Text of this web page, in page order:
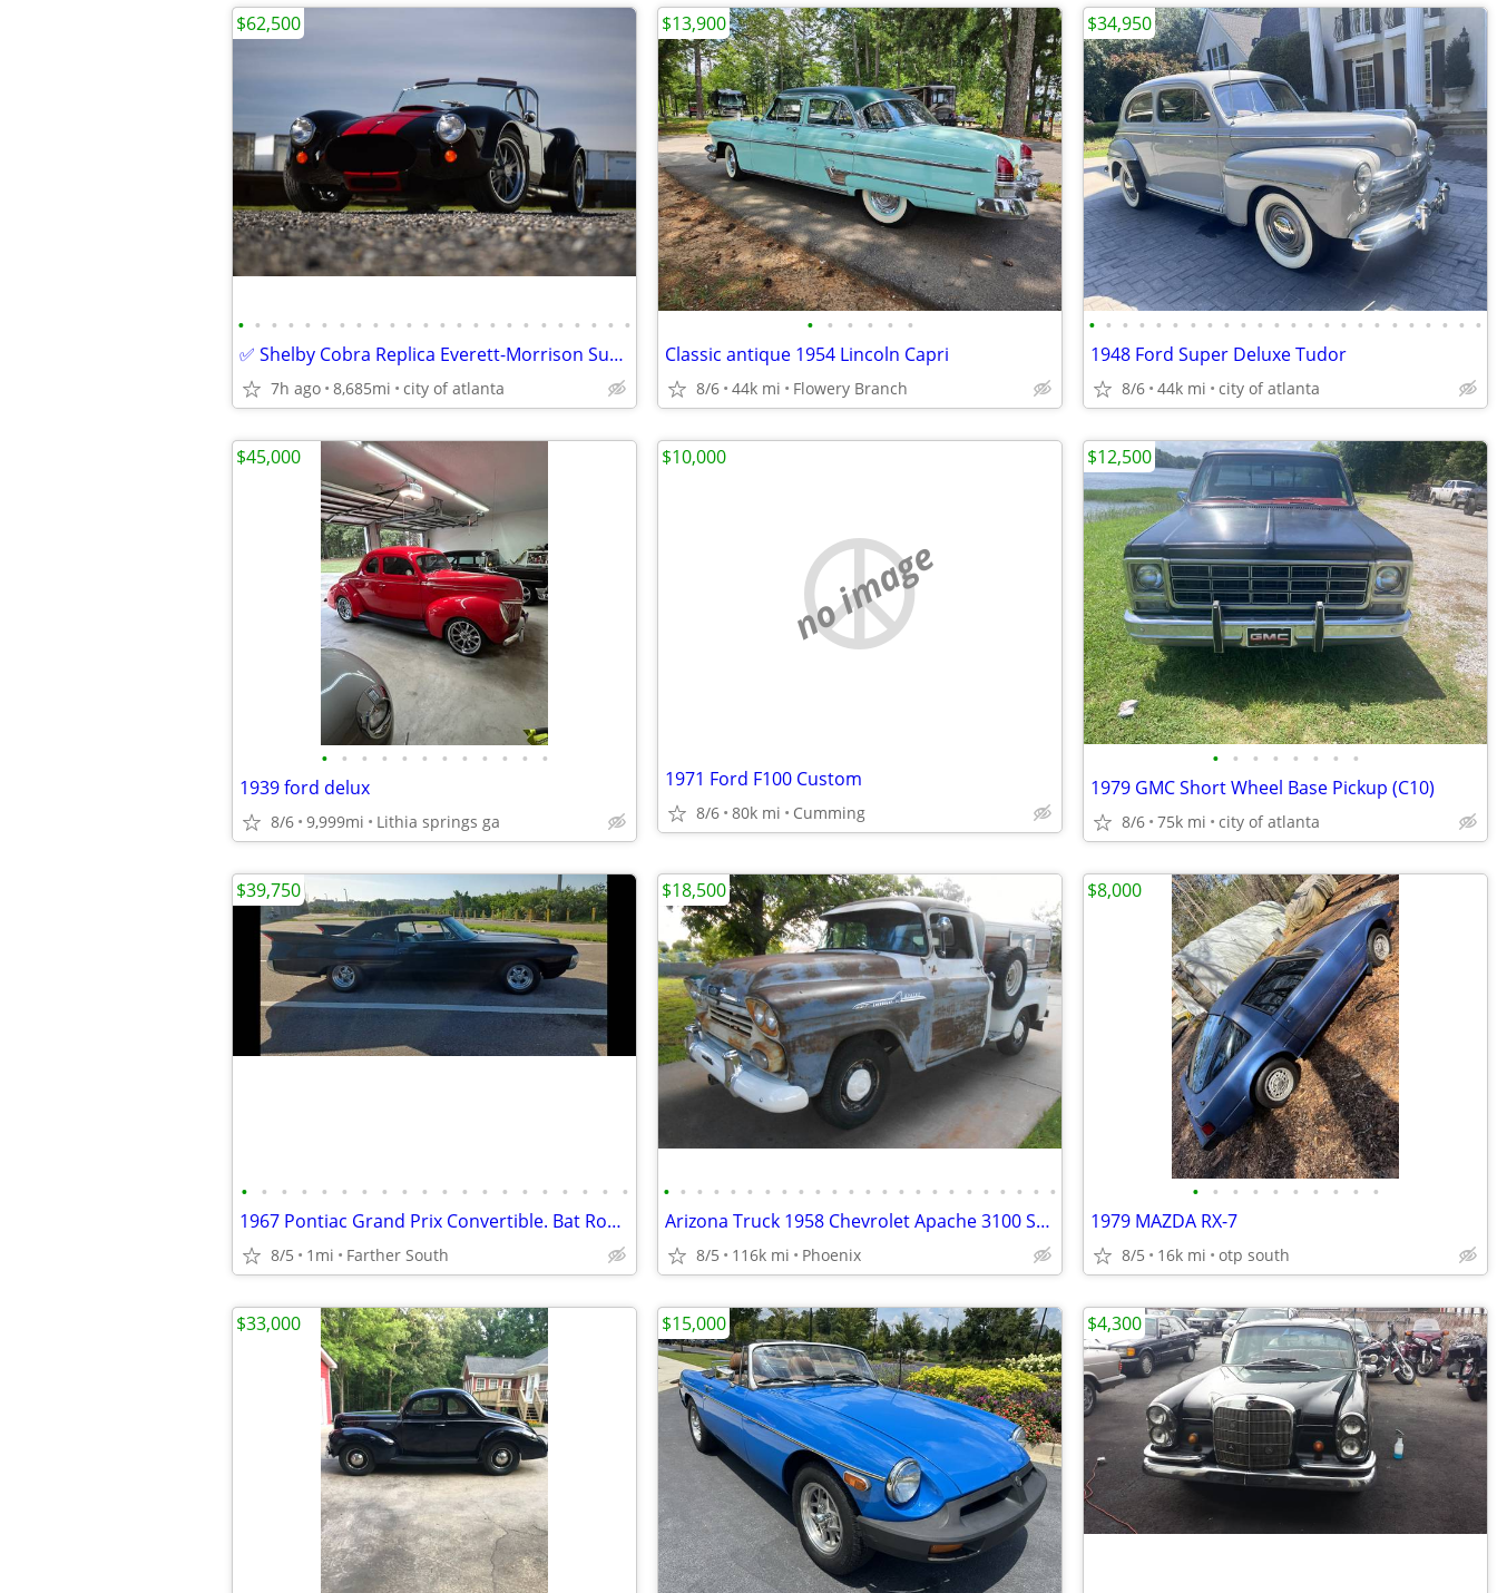
• • • • • • • • • • • • • • • • • • • • • • • •
✅ Shelby Cobra Replica Everett-Morrison Superformance Backdraft Racing
7h ago 8,685mi city of atlanta
$62,500
• • • • • •
Classic antique 1954 Lincoln Capri
8/6 44k mi Flowery Branch
$13,900
• • • • • • • • • • • • • • • • • • • • • • • •
1948 Ford Super Deluxe Tudor
8/6 44k mi city of atlanta
$34,950
• • • • • • • • • • • •
1939 ford delux
8/6 9,999mi Lithia springs ga
$45,000
no image
1971 Ford F100 Custom
8/6 80k mi Cumming
$10,000
• • • • • • • •
1979 GMC Short Wheel Base Pickup (C10)
8/6 75k mi city of atlanta
$12,500
• • • • • • • • • • • • • • • • • • • •
1967 Pontiac Grand Prix Convertible. Bat Rod. Batmobile
8/5 1mi Farther South
$39,750
• • • • • • • • • • • • • • • • • • • • • • • •
Arizona Truck 1958 Chevrolet Apache 3100 Stepside Truck 235, 4 spd.
8/5 116k mi Phoenix
$18,500
• • • • • • • • • •
1979 MAZDA RX-7
8/5 16k mi otp south
$8,000
$33,000 $15,000 $4,300